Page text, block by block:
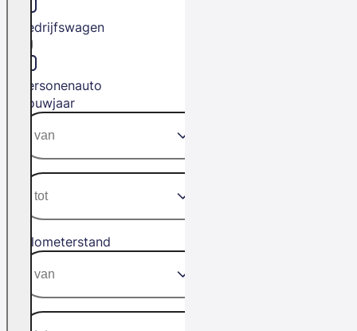
Bedrijfswagen
Personenauto
Bouwjaar
Kilometerstand